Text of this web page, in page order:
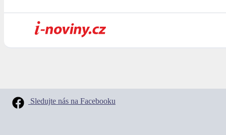
Sledujte nás na Facebooku